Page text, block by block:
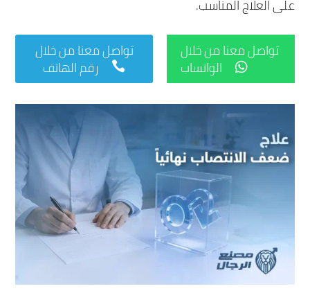
على العلاج المناسب.
تواصل معنا من خلال
رقم الهاتف 
تواصل معنا من خلال
الواتساب 